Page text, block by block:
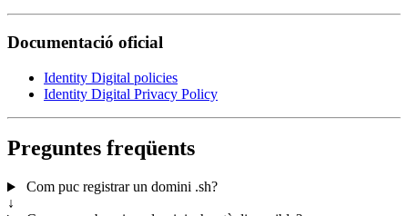
Documentació oficial
Identity Digital policies
Identity Digital Privacy Policy
Preguntes freqüents
Com puc registrar un domini .sh?
↓